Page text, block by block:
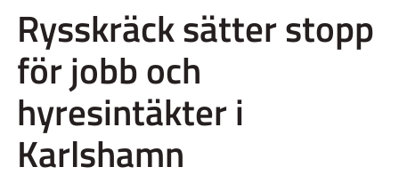
Rysskräck sätter stopp
för jobb och
hyresintäkter i
Karlshamn